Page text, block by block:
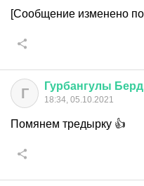
[Сообщение изменено
Г Гурбангулы
18:34, 05.10.2021
Помянем тредырку 👍